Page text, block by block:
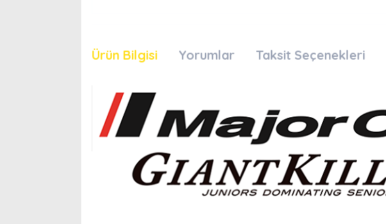
Ürün Bilgisi Yorumlar Taksit Seçenekleri